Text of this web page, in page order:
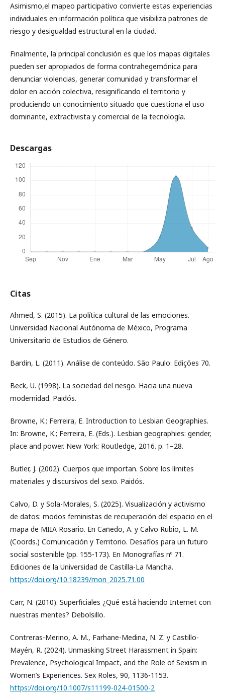
Asimismo,el mapeo participativo convierte estas experiencias
individuales en información política que visibiliza patrones de
riesgo y desigualdad estructural en la ciudad.
Finalmente, la principal conclusión es que los mapas digitales
pueden ser apropiados de forma contrahegemónica para
denunciar violencias, generar comunidad y transformar el
dolor en acción colectiva, resignificando el territorio y
produciendo un conocimiento situado que cuestiona el uso
dominante, extractivista y comercial de la tecnología.
Descargas
Citas
Ahmed, S. (2015). La política cultural de las emociones.
Universidad Nacional Autónoma de México, Programa
Universitario de Estudios de Género.
Bardin, L. (2011). Análise de conteúdo. São Paulo: Edições 70.
Beck, U. (1998). La sociedad del riesgo. Hacia una nueva
modernidad. Paidós.
Browne, K.; Ferreira, E. Introduction to Lesbian Geographies.
In: Browne, K.; Ferreira, E. (Eds.). Lesbian geographies: gender,
place and power. New York: Routledge, 2016. p. 1–28.
Butler, J. (2002). Cuerpos que importan. Sobre los límites
materiales y discursivos del sexo. Paidós.
Calvo, D. y Sola-Morales, S. (2025). Visualización y activismo
de datos: modos feministas de recuperación del espacio en el
mapa de MIIA Rosario. En Cañedo, A. y Calvo Rubio, L. M.
(Coords.) Comunicación y Territorio. Desafíos para un futuro
social sostenible (pp. 155-173). En Monografías nº 71.
Ediciones de la Universidad de Castilla-La Mancha.
https://doi.org/10.18239/mon_2025.71.00
Carr, N. (2010). Superficiales ¿Qué está haciendo Internet con
nuestras mentes? Debolsillo.
Contreras-Merino, A. M., Farhane-Medina, N. Z. y Castillo-
Mayén, R. (2024). Unmasking Street Harassment in Spain:
Prevalence, Psychological Impact, and the Role of Sexism in
Women’s Experiences. Sex Roles, 90, 1136-1153.
https://doi.org/10.1007/s11199-024-01500-2